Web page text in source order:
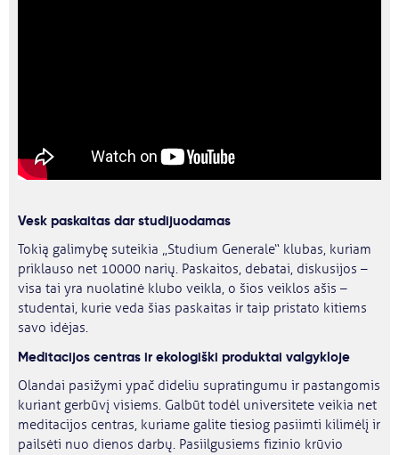
Vesk paskaitas dar studijuodamas
Tokią galimybę suteikia „Studium Generale“ klubas, kuriam
priklauso net 10000 narių. Paskaitos, debatai, diskusijos –
visa tai yra nuolatinė klubo veikla, o šios veiklos ašis –
studentai, kurie veda šias paskaitas ir taip pristato kitiems
savo idėjas.
Meditacijos centras ir ekologiški produktai valgykloje
Olandai pasižymi ypač dideliu supratingumu ir pastangomis
kuriant gerbūvį visiems. Galbūt todėl universitete veikia net
meditacijos centras, kuriame galite tiesiog pasiimti kilimėlį ir
pailsėti nuo dienos darbų. Pasiilgusiems fizinio krūvio